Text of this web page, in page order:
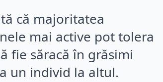
că majoritatea
mai active pot tolera
fie săracă în grăsimi
un individ la altul.